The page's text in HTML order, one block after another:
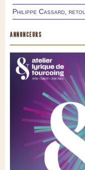
Philippe Cassard,
ANNONCEURS